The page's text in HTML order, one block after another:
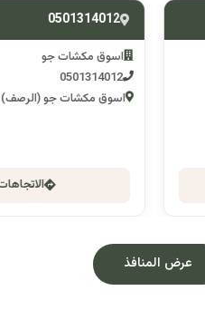
0501314012
اسوق مكشات جو
0501314012
اسوق مكشات جو (الرصف)
الاتجاهات
عرض المنافذ